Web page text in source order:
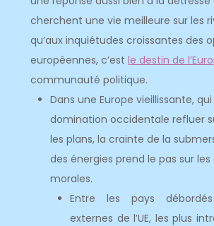
cherchent une vie meilleure sur les
qu’aux inquiétudes croissantes des
européennes, c’estle destin de
communauté politique.
Dans une Europe vieillissante,
domination occidentale refluer
les plans, la crainte de la
des énergies prend le pas sur
morales.
Entre les pays
externes de l’UE, les plus